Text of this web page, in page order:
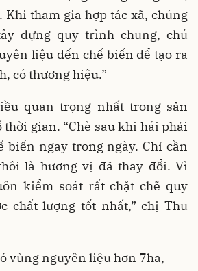
Khi tham gia hợp tác xã, chúng
dựng quy trình chung, chú
liệu đến chế biến để tạo ra
có thương hiệu.”
quan trọng nhất trong sản
thời gian. “Chè sau khi hái phải
biến ngay trong ngày. Chỉ cần
là hương vị đã thay đổi. Vì
kiểm soát rất chặt chẽ quy
chất lượng tốt nhất,” chị Thu
vùng nguyên liệu hơn 7ha,